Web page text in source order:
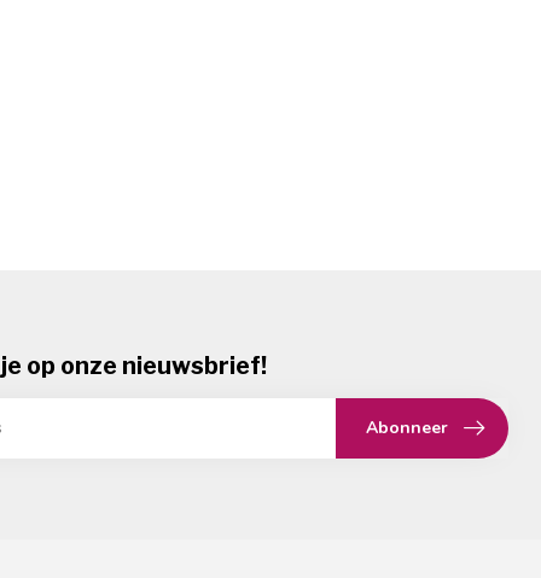
op onze nieuwsbrief!
Abonneer